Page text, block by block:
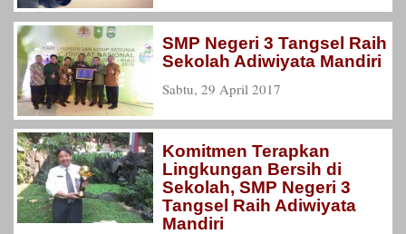
SMP Negeri 3 Tangsel Raih
Sekolah Adiwiyata Mandiri
Sabtu, 29 April 2017
Komitmen Terapkan
Lingkungan Bersih di
Sekolah, SMP Negeri 3
Tangsel Raih Adiwiyata
Mandiri